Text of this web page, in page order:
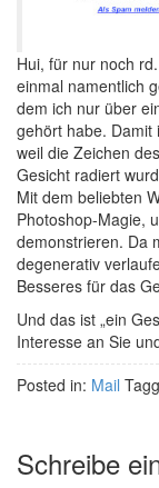
Hui, für nur noch
einmal namentlich
dem ich nur über
gehört habe. Damit
weil die Zeichen
Gesicht radiert
Mit dem beliebten
Photoshop-Magie,
demonstrieren. Da
degenerativ
Besseres für das
Und das ist „ein
Interesse an Sie
Posted in: Mail
Schreibe